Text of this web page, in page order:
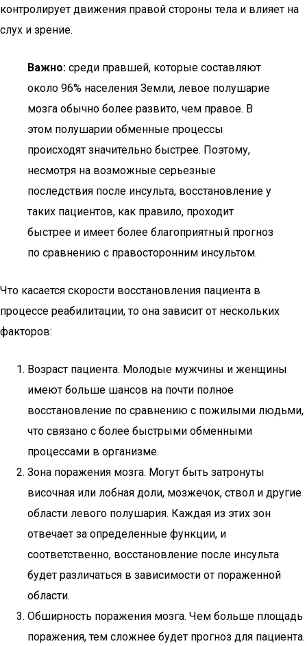
контролирует движения правой стороны тела и влияет на
слух и зрение.
Важно: среди правшей, которые составляют
около 96% населения Земли, левое полушарие
мозга обычно более развито, чем правое. В
этом полушарии обменные процессы
происходят значительно быстрее. Поэтому,
несмотря на возможные серьезные
последствия после инсульта, восстановление у
таких пациентов, как правило, проходит
быстрее и имеет более благоприятный прогноз
по сравнению с правосторонним инсультом.
Что касается скорости восстановления пациента в
процессе реабилитации, то она зависит от нескольких
факторов:
Возраст пациента. Молодые мужчины и женщины
имеют больше шансов на почти полное
восстановление по сравнению с пожилыми людьми,
что связано с более быстрыми обменными
процессами в организме.
Зона поражения мозга. Могут быть затронуты
височная или лобная доли, мозжечок, ствол и другие
области левого полушария. Каждая из этих зон
отвечает за определенные функции, и
соответственно, восстановление после инсульта
будет различаться в зависимости от пораженной
области.
Обширность поражения мозга. Чем больше площадь
поражения, тем сложнее будет прогноз для пациента.